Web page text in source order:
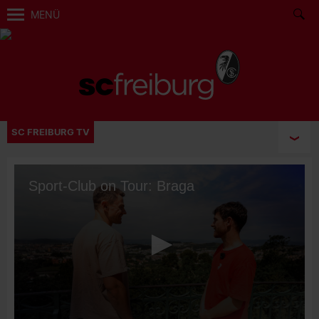
MENÜ
SC FREIBURG TV
Sport-Club on Tour: Braga